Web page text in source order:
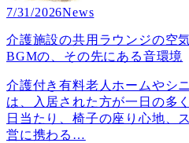
7/31/2026News
介護施設の共用ラウンジの空
BGMの、その先にある音環境
介護付き有料老人ホームやシ
は、入居された方が一日の多
日当たり、椅子の座り心地、
営に携わる …